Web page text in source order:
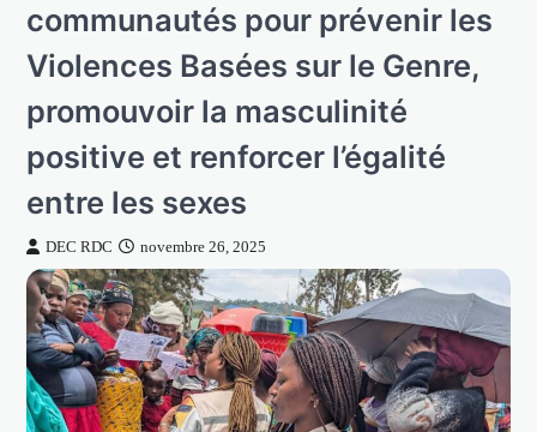
communautés pour prévenir les
Violences Basées sur le Genre,
promouvoir la masculinité
positive et renforcer l’égalité
entre les sexes
DEC RDC novembre 26, 2025